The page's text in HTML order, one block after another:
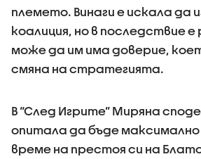
племето. Винаги е искала да
коалиция, но в последствие е
може да им има доверие,
смяна на стратегията.
В “След Игрите” Миряна
опитала да бъде максимално
време на престоя си на